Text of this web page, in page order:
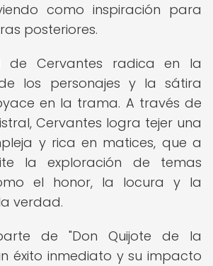
como inspiración para
posteriores.
de Cervantes radica en la
los personajes y la sátira
en la trama. A través de
Cervantes logra tejer una
y rica en matices, que a
la exploración de temas
el honor, la locura y la
verdad.
de "Don Quijote de la
éxito inmediato y su impacto